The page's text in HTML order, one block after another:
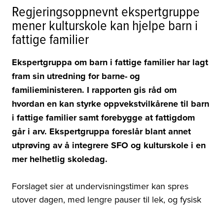
Regjeringsoppnevnt ekspertgruppe
mener kulturskole kan hjelpe barn i
fattige familier
Ekspertgruppa om barn i fattige familier har lagt
fram sin utredning for barne- og
familieministeren. I rapporten gis råd om
hvordan en kan styrke oppvekstvilkårene til barn
i fattige familier samt forebygge at fattigdom
går i arv. Ekspertgruppa foreslår blant annet
utprøving av å integrere SFO og kulturskole i en
mer helhetlig skoledag.
Forslaget sier at undervisningstimer kan spres
utover dagen, med lengre pauser til lek, og fysisk